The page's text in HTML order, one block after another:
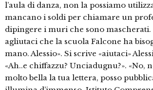
l’aula di danza, non la possiamo
mancano i soldi per chiamare un
dipingere i muri che sono mascherati.
agliutaci che la scuola Falcone ha
mano. Alessio». Si scrive «aiutaci»
«Ah..e chiffazzu? Unciadugnu?». «No,
molto bella la tua lettera, posso